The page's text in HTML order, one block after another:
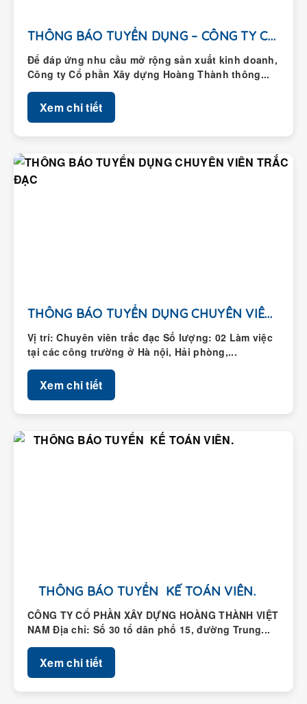
THÔNG BÁO TUYỂN DỤNG – CÔNG TY CỔ...
Để đáp ứng nhu cầu mở rộng sản xuất kinh doanh,
Công ty Cổ phần Xây dựng Hoàng Thành thông...
Xem chi tiết
THÔNG BÁO TUYỂN DỤNG CHUYÊN VIÊN TRẮC ĐẠC
Vị trí: Chuyên viên trắc đạc Số lượng: 02 Làm việc
tại các công trường ở Hà nội, Hải phòng,...
Xem chi tiết
THÔNG BÁO TUYỂN KẾ TOÁN VIÊN.
CÔNG TY CỔ PHẦN XÂY DỰNG HOÀNG THÀNH VIỆT
NAM Địa chỉ: Số 30 tổ dân phố 15, đường Trung...
Xem chi tiết